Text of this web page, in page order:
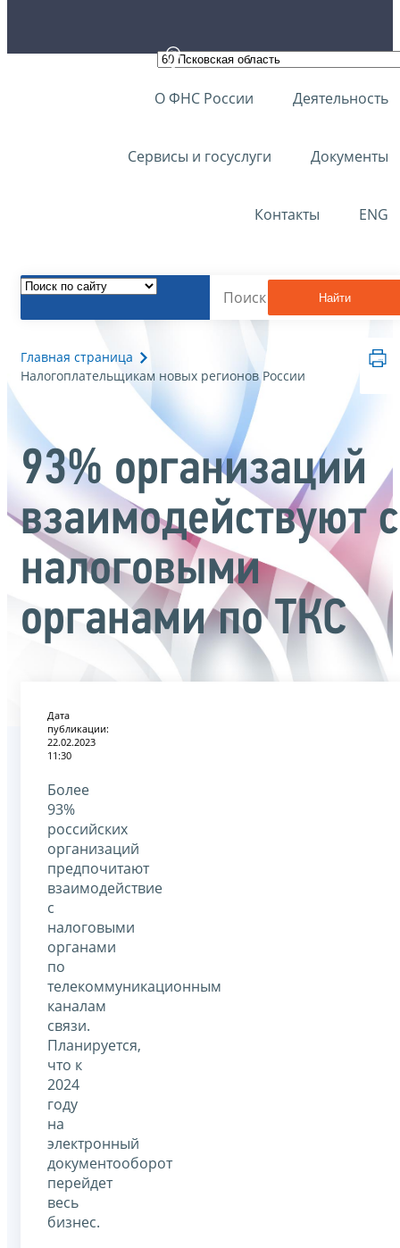
О ФНС России Деятельность
Сервисы и госуслуги Документы
Контакты ENG
Найти
Главная страница
Налогоплательщикам новых регионов России
93% организаций
взаимодействуют с
налоговыми
органами по ТКС
Дата
публикации:
22.02.2023
11:30
Более
93%
российских
организаций
предпочитают
взаимодействие
с
налоговыми
органами
по
телекоммуникационным
каналам
связи.
Планируется,
что к
2024
году
на
электронный
документооборот
перейдет
весь
бизнес.